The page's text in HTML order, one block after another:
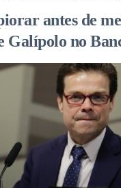
antes de
Galípolo no